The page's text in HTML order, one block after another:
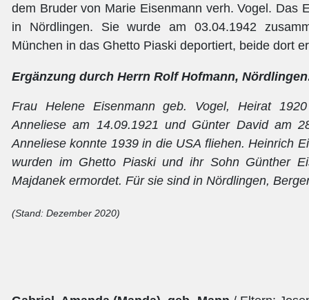
dem Bruder von Marie Eisenmann verh. Vogel. Das
in Nördlingen. Sie wurde am 03.04.1942
München in das Ghetto Piaski deportiert, beide dort
Ergänzung durch Herrn Rolf Hofmann,
Frau Helene Eisenmann geb. Vogel, Heirat
Anneliese am 14.09.1921 und Günter David am
Anneliese konnte 1939 in die USA fliehen. Heinrich
wurden im Ghetto Piaski und ihr Sohn Günther
Majdanek ermordet. Für sie sind in Nördlingen,
(Stand: Dezember 2020)